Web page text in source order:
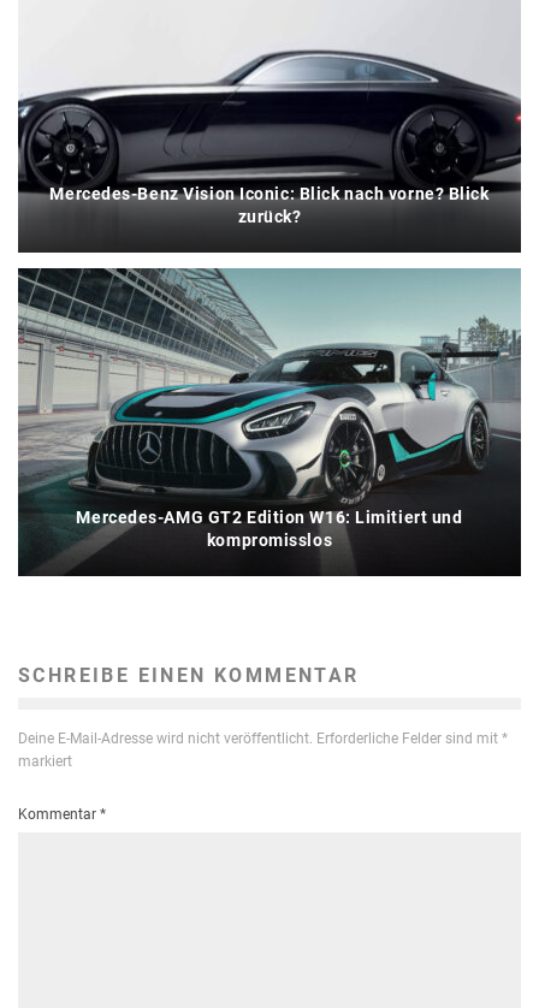
Mercedes-Benz Vision Iconic: Blick nach vorne? Blick
zurück?
Mercedes-AMG GT2 Edition W16: Limitiert und
kompromisslos
SCHREIBE EINEN KOMMENTAR
Deine E-Mail-Adresse wird nicht veröffentlicht. Erforderliche Felder sind mit *
markiert
Kommentar *